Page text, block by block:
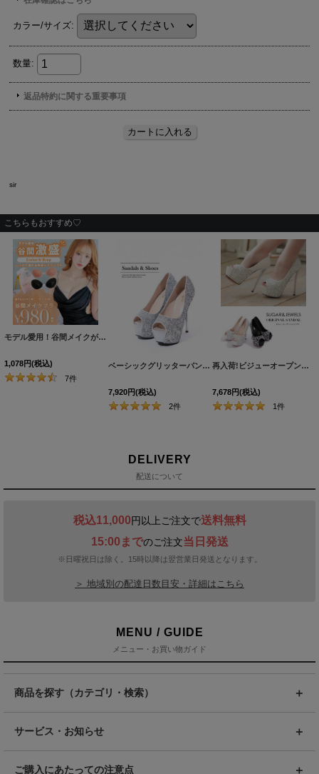
sir
こちらもおすすめ♡
モデル愛用！谷間メイクが実現する激盛りぷるぷる肉厚シリコンブラ[OF08-U]
1,078円(税込)
7件
ベーシックグリッターパンプス/14cmヒール【2カラー/7サイズ】[OF02]
7,920円(税込)
2件
再入荷!ビジューオープントゥプラットフォームパンプス【34-40サイズ/2カラー】[OF02]
7,678円(税込)
1 件
DELIVERY
配送について
税込11,000円以上ご注文で送料無料
15:00までのご注文当日発送
※日曜祝日は除く。15時以降は翌営業日発送となります。
＞ 地域別の配達日数目安・詳細はこちら
MENU / GUIDE
メニュー・お買い物ガイド
商品を探す（カテゴリ・検索）
サービス・お知らせ
ご購入にあたっての注意点